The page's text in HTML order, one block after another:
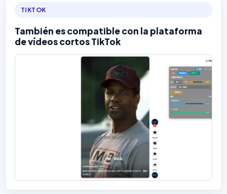
TIKTOK
También es compatible con la plataforma
de vídeos cortos TikTok